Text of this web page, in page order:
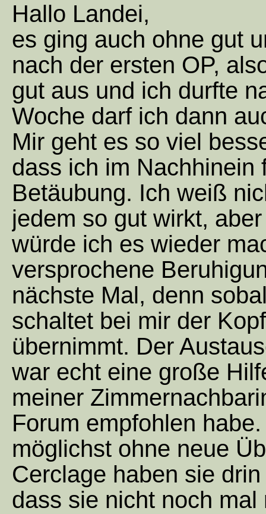
Hallo Landei,
es ging auch ohne gut
nach der ersten OP,
gut aus und ich durfte
Woche darf ich dann
Mir geht es so viel
dass ich im Nachhinein
Betäubung. Ich weiß
jedem so gut wirkt,
würde ich es wieder
versprochene
nächste Mal, denn
schaltet bei mir der
übernimmt. Der
war echt eine große
meiner
Forum empfohlen
möglichst ohne neue
Cerclage haben sie
dass sie nicht noch mal